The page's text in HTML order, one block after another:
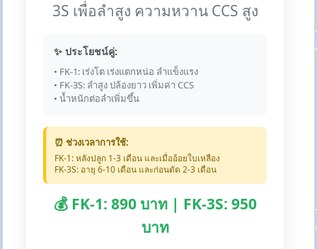
3S เพื่อลำสูง ความหวาน CCS สูง
✨ ประโยชน์คู่:
• FK-1: เร่งโต เร่งแตกหน่อ ลำแข็งแรง
• FK-3S: ลำสูง ปล้องยาว เพิ่มค่า CCS
• น้ำหนักต่อลำเพิ่มขึ้น
⏰ ช่วงเวลาการใช้:
FK-1: หลังปลูก 1-3 เดือน และเมื่ออ้อยใบเหลือง
FK-3S: อายุ 6-10 เดือน และก่อนตัด 2-3 เดือน
💰 FK-1: 890 บาท | FK-3S: 950
บาท